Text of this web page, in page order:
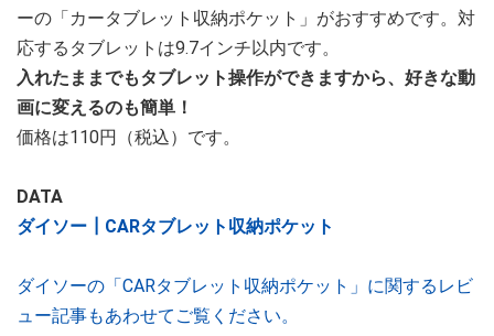
ーの「カータブレット収納ポケット」がおすすめです。対
応するタブレットは9.7インチ以内です。
入れたままでもタブレット操作ができますから、好きな動
画に変えるのも簡単！
価格は110円（税込）です。
DATA
ダイソー┃CARタブレット収納ポケット
ダイソーの「CARタブレット収納ポケット」に関するレビ
ュー記事もあわせてご覧ください。